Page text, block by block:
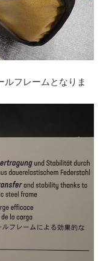
ルフレームとなりま